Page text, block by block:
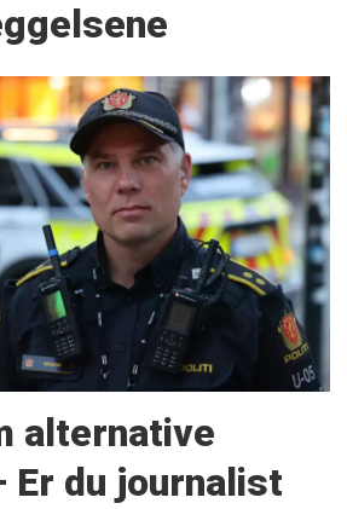
alternative
Er du journalist